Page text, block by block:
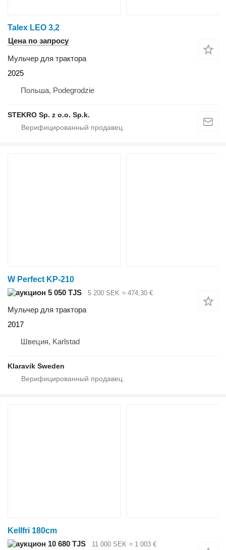
Talex LEO 3,2
Цена по запросу
Мульчер для трактора
2025
Польша, Podegrodzie
STEKRO Sp. z o.o. Sp.k.
W Perfect KP-210
5 050 TJS
5 200 SEK ≈ 474,30 €
Мульчер для трактора
2017
Швеция, Karlstad
Klaravik Sweden
Kellfri 180cm
10 680 TJS
11 000 SEK ≈ 1 003 €